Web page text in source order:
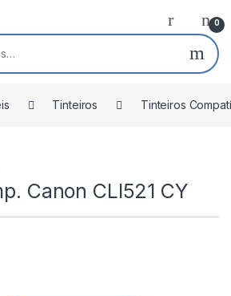
0
Tinteiros Tinteiros
Canon CLI521 CY